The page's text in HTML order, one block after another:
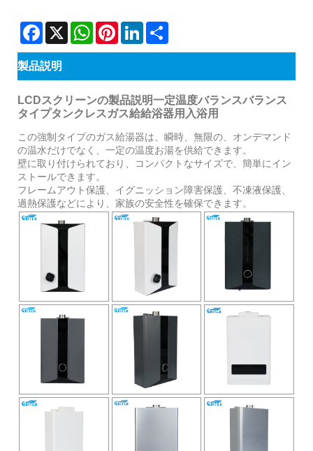
Facebook
X WhatsAppPinterestLinkedIn
製品説明
LCDスクリーンの製品説明一定温度バランスバランス
タイプタンクレスガス給給浴器用入浴用
この強制タイプのガス給湯器は、瞬時、無限の、オンデマンド
の温水だけでなく、一定の温度お湯を供給できます。
壁に取り付けられており、コンパクトなサイズで、簡単にイン
ストールできます。
フレームアウト保護、イグニッション障害保護、不凍液保護、
過熱保護などにより、家族の安全性を確保できます。